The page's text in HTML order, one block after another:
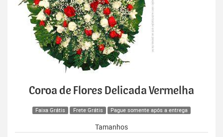
Coroa de Flores Delicada Vermelha
Faixa Grátis Frete Grátis Pague somente após a entrega
Tamanhos